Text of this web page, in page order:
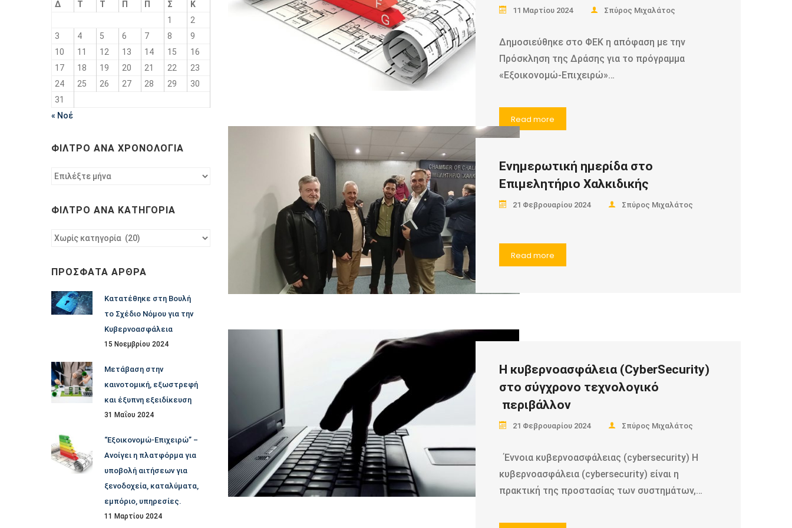
11 Μαρτίου 2024 Σπύρος Μιχαλάτος
Δημοσιεύθηκε στο ΦΕΚ η απόφαση με την
Πρόσκληση της Δράσης για το πρόγραμμα
«Εξοικονομώ-Επιχειρώ»…
Read more
Ενημερωτική ημερίδα στο
Επιμελητήριο Χαλκιδικής
21 Φεβρουαρίου 2024 Σπύρος Μιχαλάτος
Read more
H κυβερνοασφάλεια (CyberSecurity)
στο σύγχρονο τεχνολογικό
περιβάλλον
21 Φεβρουαρίου 2024 Σπύρος Μιχαλάτος
Έννοια κυβερνοασφάλειας (cybersecurity) Η
κυβερνοασφάλεια (cybersecurity) είναι η
πρακτική της προστασίας των συστημάτων,…
Δ
Τ Τ Π Π Σ
Κ
1
2
3
4 5 6 7 8
9
10
11 12 13 14 15
16
17
18 19 20 21 22
23
24
25 26 27 28 29
30
31
« Νοέ
ΦΊΛΤΡΟ ΑΝΆ ΧΡΟΝΟΛΟΓΊΑ
Φίλτρο
ΦΊΛΤΡΟ ΑΝΆ ΚΑΤΗΓΟΡΊΑ
Φίλτρο
ΠΡΌΣΦΑΤΑ ΆΡΘΡΑ
Κατατέθηκε στη Βουλή
το Σχέδιο Νόμου για την
Κυβερνοασφάλεια
15 Νοεμβρίου 2024
Μετάβαση στην
καινοτομική, εξωστρεφή
και έξυπνη εξειδίκευση
31 Μαΐου 2024
“Εξοικονομώ-Επιχειρώ” –
Ανοίγει η πλατφόρμα για
υποβολή αιτήσεων για
ξενοδοχεία, καταλύματα,
εμπόριο, υπηρεσίες.
11 Μαρτίου 2024